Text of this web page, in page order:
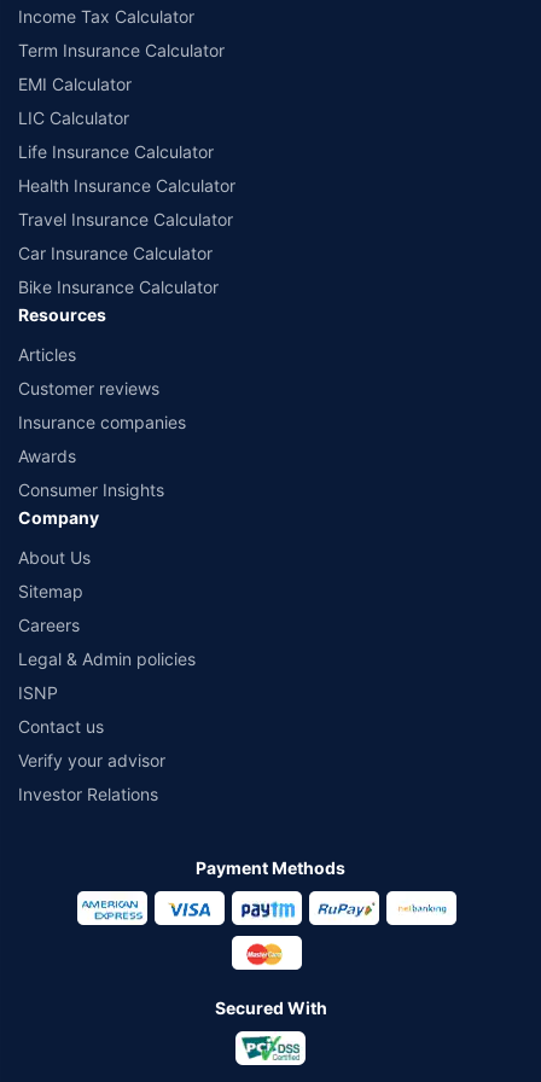
Income Tax Calculator
Term Insurance Calculator
EMI Calculator
LIC Calculator
Life Insurance Calculator
Health Insurance Calculator
Travel Insurance Calculator
Car Insurance Calculator
Bike Insurance Calculator
Resources
Articles
Customer reviews
Insurance companies
Awards
Consumer Insights
Company
About Us
Sitemap
Careers
Legal & Admin policies
ISNP
Contact us
Verify your advisor
Investor Relations
Payment Methods
Secured With